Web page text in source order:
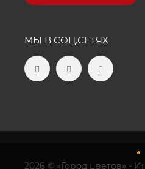
МЫ В СОЦ.СЕТЯХ
2026 © «Город цветов» -